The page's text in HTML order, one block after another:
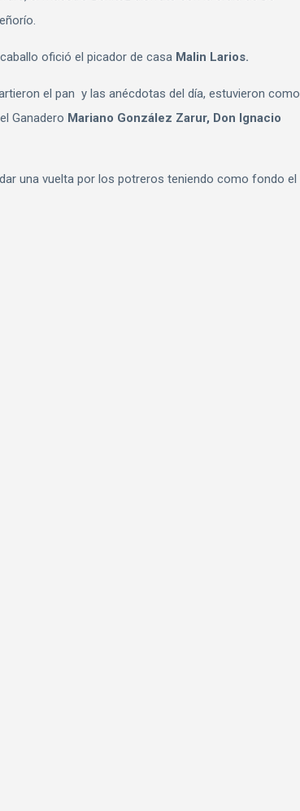
ofició el picador de casa Malin Larios.
el pan y las anécdotas del día, estuvieron como
Ganadero Mariano González Zarur, Don Ignacio
una vuelta por los potreros teniendo como fondo el